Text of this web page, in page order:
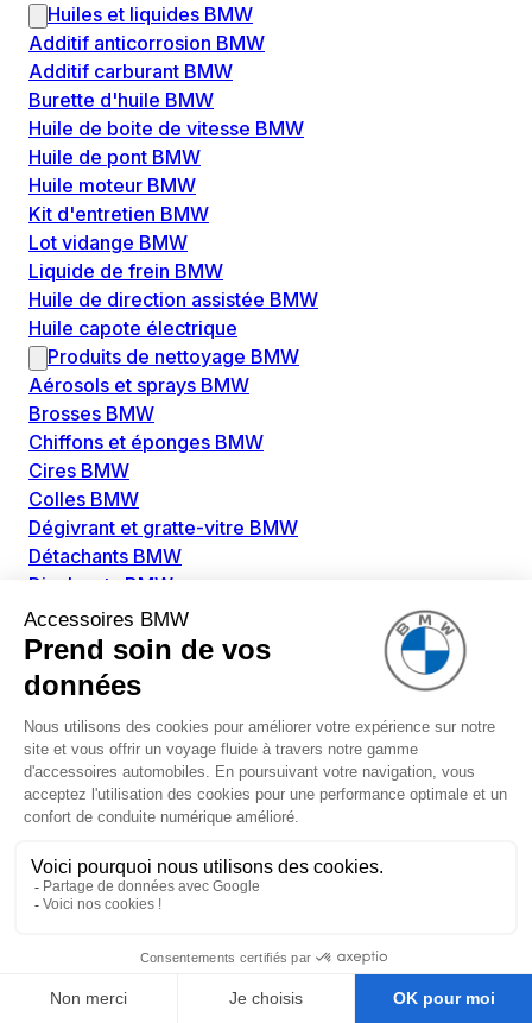
Huiles et liquides BMW
Additif anticorrosion BMW
Additif carburant BMW
Burette d'huile BMW
Huile de boite de vitesse BMW
Huile de pont BMW
Huile moteur BMW
Kit d'entretien BMW
Lot vidange BMW
Liquide de frein BMW
Huile de direction assistée BMW
Huile capote électrique
Produits de nettoyage BMW
Aérosols et sprays BMW
Brosses BMW
Chiffons et éponges BMW
Cires BMW
Colles BMW
Dégivrant et gratte-vitre BMW
Détachants BMW
Disolvants BMW
Lubrifiants BMW
Nettoyant intérieur BMW
Nettoyant extérieur BMW
Pièces détachées BMW
Alimentation Carburant BMW
Boitier papillon BMW
Faisceau de câble pour réservoir avec pompe
d'aspiration BMW
Pompe à carburant BMW
Pompe diesel BMW
Bobines d'allumage BMW